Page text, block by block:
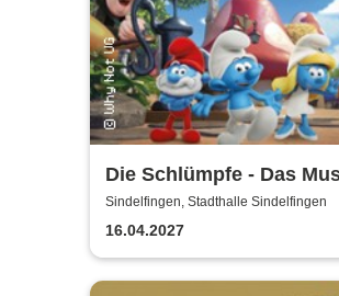
Die Schlümpfe - Das
Sindelfingen, Stadthalle Sindelfingen
16.04.2027